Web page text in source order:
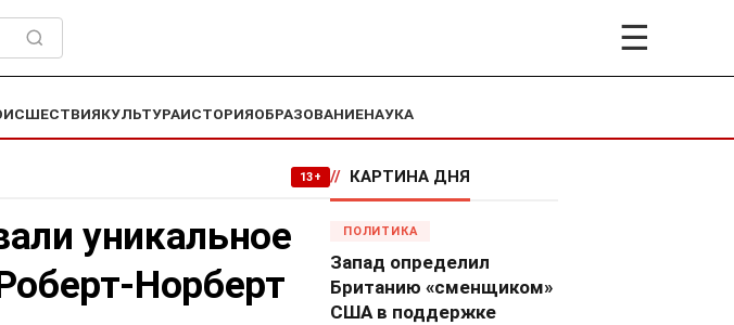
☰
КУЛЬТУРАИСТОРИЯОБРАЗОВАНИЕНАУКА
13+
уникальное
Норберт
// КАРТИНА ДНЯ
ПОЛИТИКА
Запад определил
Британию «сменщиком»
США в поддержке